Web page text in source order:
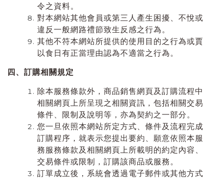
令之資料。
對本網站其他會員或第三人產生困擾、不悅或
違反一般網路禮節致生反感之行為。
其他不符本網站所提供的使用目的之行為或賈
以食日有正當理由認為不適當之行為。
四、訂購相關規定
除本服務條款外，商品銷售網頁及訂購流程中
相關網頁上所呈現之相關資訊，包括相關交易
條件、限制及說明等，亦為契約之一部分。
您一旦依照本網站所定方式、條件及流程完成
訂購程序，就表示您提出要約、願意依照本服
務服務條款及相關網頁上所載明的約定內容、
交易條件或限制，訂購該商品或服務。
訂單成立後，系統會透過電子郵件或其他方式